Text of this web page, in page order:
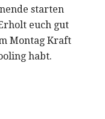
starten
euch gut
Montag Kraft
habt.